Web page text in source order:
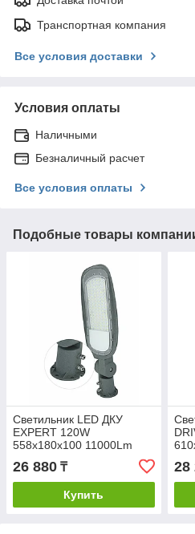
Транспортная компания
Все условия доставки
Условия оплаты
Наличными
Безналичный расчет
Все условия оплаты
Подобные товары
Светильник LED ДКУ
EXPERT 120W
558x180x100 11000Lm
26 880 ₸
Купить
28